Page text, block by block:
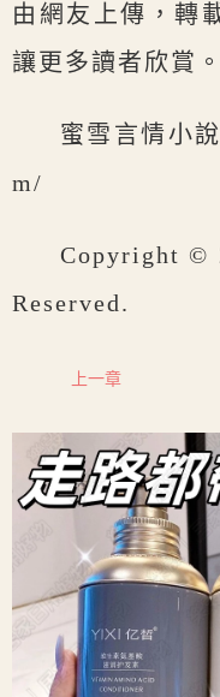
由網友上傳，轉
讓更多讀者欣賞。
蜜雪言情小
m/
Copyright ©
Reserved.
上一章